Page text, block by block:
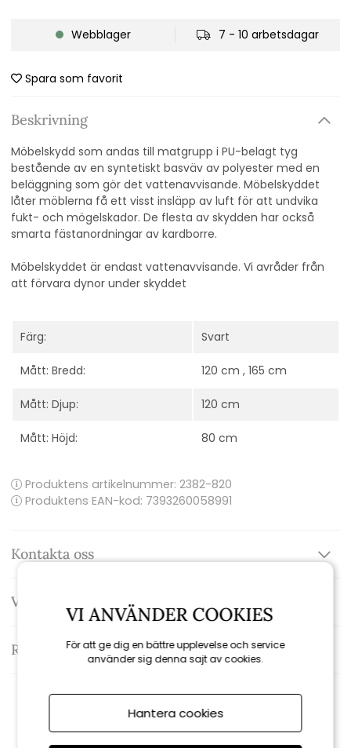
Webblager 7 - 10 arbetsdagar
Spara som favorit
Beskrivning
Möbelskydd som andas till matgrupp i PU-belagt tyg
bestående av en syntetiskt basväv av polyester med en
beläggning som gör det vattenavvisande. Möbelskyddet
låter möblerna få ett visst insläpp av luft för att undvika
fukt- och mögelskador. De flesta av skydden har också
smarta fästanordningar av kardborre.
Möbelskyddet är endast vattenavvisande. Vi avråder från
att förvara dynor under skyddet
Färg: Svart
Mått: Bredd: 120 cm , 165 cm
Mått: Djup: 120 cm
Mått: Höjd: 80 cm
Produktens artikelnummer: 2382-820
Produktens EAN-kod: 7393260058991
Kontakta oss
Varumärke: Brafab
Recensioner
Rekommenderade tillbehör
VI ANVÄNDER COOKIES
För att ge dig en bättre upplevelse och service
använder sig denna sajt av cookies.
Hantera cookies